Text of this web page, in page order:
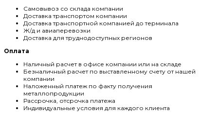
Самовывоз со склада компании
Доставка транспортом компании
Доставка транспортной компанией до терминала
Ж/д и авиаперевозки
Доставка для труднодоступных регионов
Оплата
Наличный расчет в офисе компании или на складе
Безналичный расчет по выставленному счету от нашей
компании
Наложенный платеж по факту получения
металлопродукции
Рассрочка, отсрочка платежа
Индивидуальные условия для каждого клиента